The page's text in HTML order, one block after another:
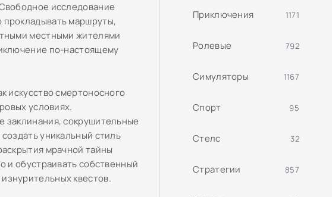
исследование
прокладывать маршруты,
местными жителями
по-настоящему
искусство смертоносного
условиях.
заклинания, сокрушительные
уникальный стиль
мрачной тайны
и обустраивать собственный
квестов.
Приключения 1171
Ролевые 792
Симуляторы 1167
Спорт 95
Стелс 32
Стратегии 857